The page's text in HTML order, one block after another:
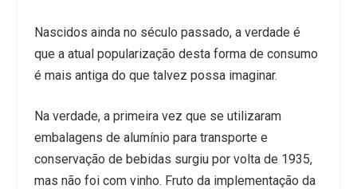
Nascidos ainda no século passado, a verdade é
que a atual popularização desta forma de consumo
é mais antiga do que talvez possa imaginar.
Na verdade, a primeira vez que se utilizaram
embalagens de alumínio para transporte e
conservação de bebidas surgiu por volta de 1935,
mas não foi com vinho. Fruto da implementação da